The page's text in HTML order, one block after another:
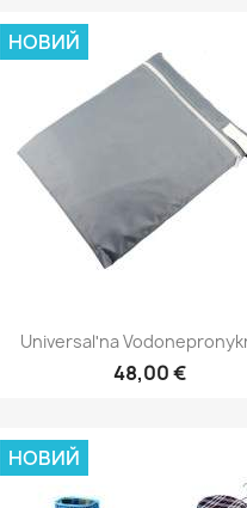
Швидкий
Universalʹna
48,00 €
НОВИЙ
НОВИЙ